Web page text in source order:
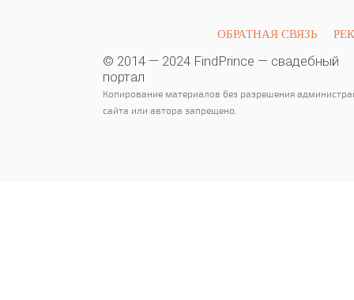
ОБРАТНАЯ СВЯЗЬ
© 2014 — 2024 FindPrince — свадебный
портал
Копирование материалов без разрешения
сайта или автора запрещено.